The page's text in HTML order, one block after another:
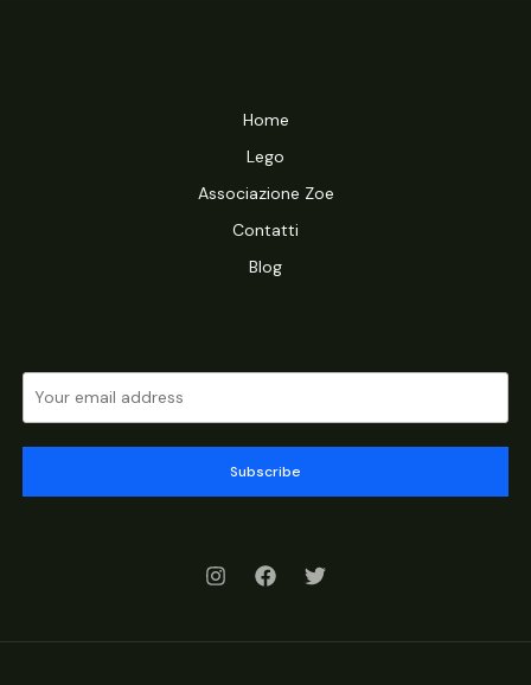
Home
Lego
Associazione Zoe
Contatti
Blog
Subscribe